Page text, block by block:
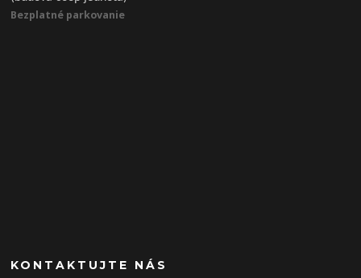
Bezplatné parkovanie
KONTAKTUJTE NÁS